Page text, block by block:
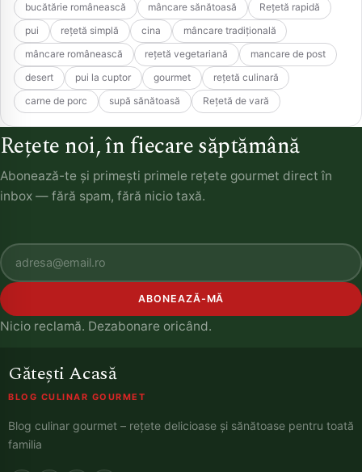
bucătărie românească
mâncare sănătoasă
Rețetă rapidă
pui
rețetă simplă cina
mâncare tradițională
mâncare românească
rețetă vegetariană
mancare de post
desert
pui la cuptor gourmet
rețetă culinară
carne de porc
supă sănătoasă Rețetă de vară
Rețete noi, în fiecare săptămână
Abonează-te și primești primele rețete gourmet direct în
inbox — fără spam, fără nicio taxă.
ABONEAZĂ-MĂ
Nicio reclamă. Dezabonare oricând.
Gătești Acasă
BLOG CULINAR GOURMET
Blog culinar gourmet – rețete delicioase și sănătoase pentru toată
familia